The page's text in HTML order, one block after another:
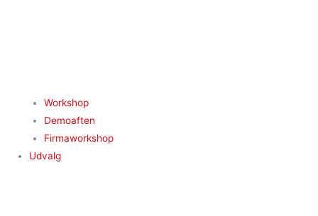
Workshop
Demoaften
Firmaworkshop
Udvalg